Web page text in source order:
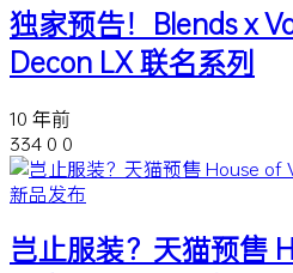
独家预告！Blends x
Decon LX 联名系列
10 年前
334 0 0
新品发布
岂止服装？天猫预售